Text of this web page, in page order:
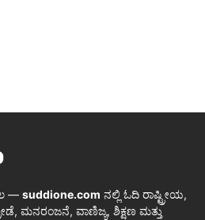
— suddione.com ನಲ್ಲಿ ಓದಿ ರಾಷ್ಟ್ರೀಯ,
ಮನರಂಜನೆ, ವಾಣಿಜ್ಯ, ಶಿಕ್ಷಣ ಮತ್ತು